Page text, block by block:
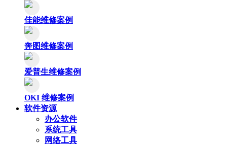
佳能维修案例
奔图维修案例
爱普生维修案例
OKI 维修案例
软件资源
办公软件
系统工具
网络工具